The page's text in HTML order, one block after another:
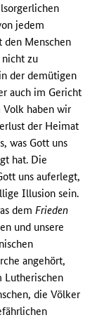
jedem
den Menschen
nicht zu
der demütigen
auch im Gericht
Volk haben wir
der Heimat
was Gott uns
hat. Die
uns auferlegt,
Illusion sein.
demFrieden
und unsere
angehört,
Lutherischen
die Völker